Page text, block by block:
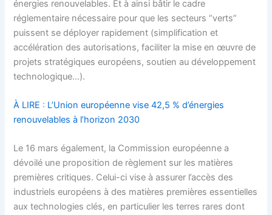
énergies renouvelables. Et à ainsi bâtir le cadre
réglementaire nécessaire pour que les secteurs “verts”
puissent se déployer rapidement (simplification et
accélération des autorisations, faciliter la mise en œuvre de
projets stratégiques européens, soutien au développement
technologique…).
À LIRE : L’Union européenne vise 42,5 % d’énergies
renouvelables à l’horizon 2030
Le 16 mars également, la Commission européenne a
dévoilé une proposition de règlement sur les matières
premières critiques. Celui-ci vise à assurer l’accès des
industriels européens à des matières premières essentielles
aux technologies clés, en particulier les terres rares dont